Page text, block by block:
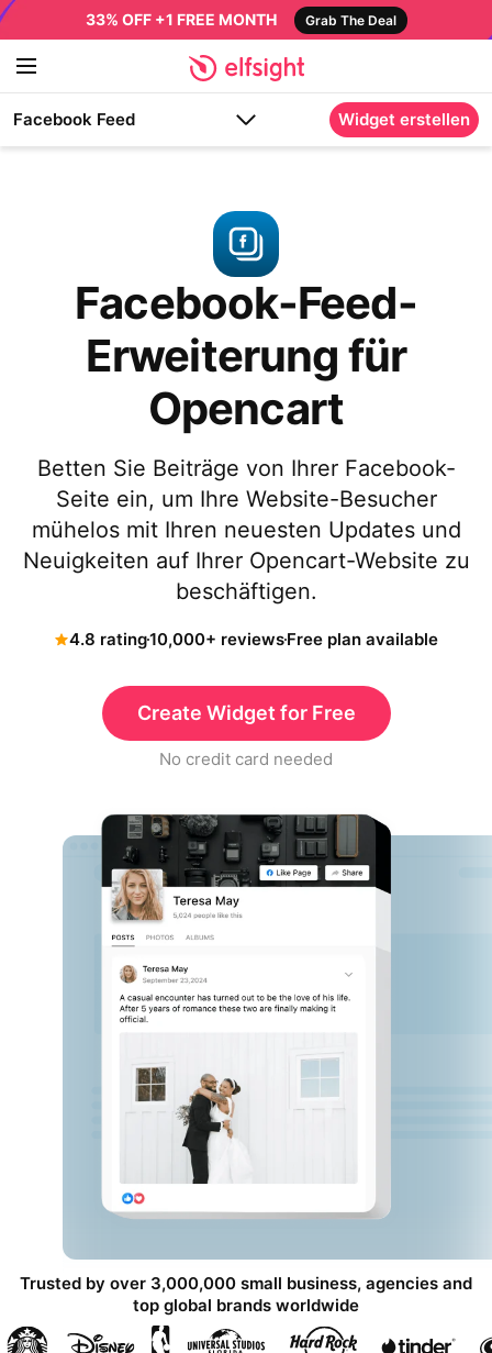
33% OFF +1 FREE MONTH Grab The Deal
Facebook Feed Widget erstellen
Facebook-Feed-
Erweiterung für
Opencart
Betten Sie Beiträge von Ihrer Facebook-
Seite ein, um Ihre Website-Besucher
mühelos mit Ihren neuesten Updates und
Neuigkeiten auf Ihrer Opencart-Website zu
beschäftigen.
4.8 rating10,000+ reviewsFree plan available
Create Widget for Free
No credit card needed
Trusted by over 3,000,000 small business, agencies and
top global brands worldwide